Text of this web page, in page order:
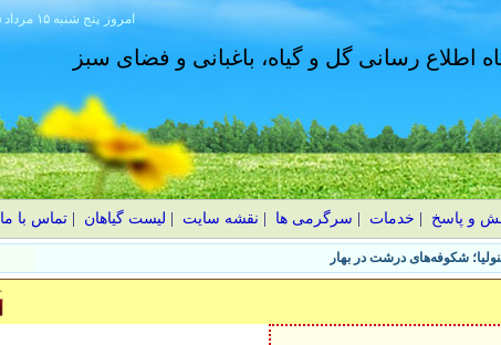
۱۴۰۵ پنج شنبه ۱۵ مرداد امروز
اطلاع رسانی گل و گیاه، باغبانی و فضای سبز
و پاسخ خدمات سرگرمی ها نقشه سایت لیست گیاهان |تماس با ما
شکوفه‌های درشت در بهار